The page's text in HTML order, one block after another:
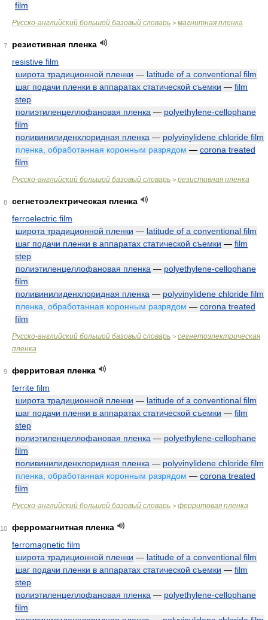
film
Русско-английский большой базовый словарь > магнитная пленка
7
резистивная пленка
resistive film
широта традиционной пленки — latitude of a conventional film
шаг подачи пленки в аппаратах статической съемки — film
step
полиэтиленцеллофановая пленка — polyethylene-cellophane
film
поливинилиденхлоридная пленка — polyvinylidene chloride film
пленка, обработанная коронным разрядом — corona treated
film
Русско-английский большой базовый словарь > резистивная пленка
8
сегнетоэлектрическая пленка
ferroelectric film
широта традиционной пленки — latitude of a conventional film
шаг подачи пленки в аппаратах статической съемки — film
step
полиэтиленцеллофановая пленка — polyethylene-cellophane
film
поливинилиденхлоридная пленка — polyvinylidene chloride film
пленка, обработанная коронным разрядом — corona treated
film
Русско-английский большой базовый словарь > сегнетоэлектрическая
пленка
9
ферритовая пленка
ferrite film
широта традиционной пленки — latitude of a conventional film
шаг подачи пленки в аппаратах статической съемки — film
step
полиэтиленцеллофановая пленка — polyethylene-cellophane
film
поливинилиденхлоридная пленка — polyvinylidene chloride film
пленка, обработанная коронным разрядом — corona treated
film
Русско-английский большой базовый словарь > ферритовая пленка
10
ферромагнитная пленка
ferromagnetic film
широта традиционной пленки — latitude of a conventional film
шаг подачи пленки в аппаратах статической съемки — film
step
полиэтиленцеллофановая пленка — polyethylene-cellophane
film